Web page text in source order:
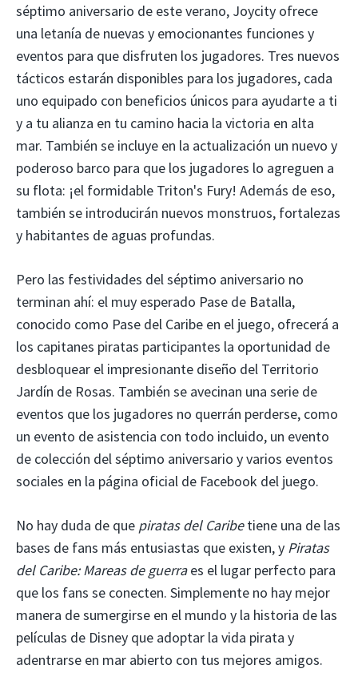
séptimo aniversario de este verano, Joycity ofrece
una letanía de nuevas y emocionantes funciones y
eventos para que disfruten los jugadores. Tres nuevos
tácticos estarán disponibles para los jugadores, cada
uno equipado con beneficios únicos para ayudarte a ti
y a tu alianza en tu camino hacia la victoria en alta
mar. También se incluye en la actualización un nuevo y
poderoso barco para que los jugadores lo agreguen a
su flota: ¡el formidable Triton's Fury! Además de eso,
también se introducirán nuevos monstruos, fortalezas
y habitantes de aguas profundas.
Pero las festividades del séptimo aniversario no
terminan ahí: el muy esperado Pase de Batalla,
conocido como Pase del Caribe en el juego, ofrecerá a
los capitanes piratas participantes la oportunidad de
desbloquear el impresionante diseño del Territorio
Jardín de Rosas. También se avecinan una serie de
eventos que los jugadores no querrán perderse, como
un evento de asistencia con todo incluido, un evento
de colección del séptimo aniversario y varios eventos
sociales en la página oficial de Facebook del juego.
No hay duda de que piratas del Caribetiene una de las
bases de fans más entusiastas que existen, y Piratas
del Caribe: Mareas de guerraes el lugar perfecto para
que los fans se conecten. Simplemente no hay mejor
manera de sumergirse en el mundo y la historia de las
películas de Disney que adoptar la vida pirata y
adentrarse en mar abierto con tus mejores amigos.